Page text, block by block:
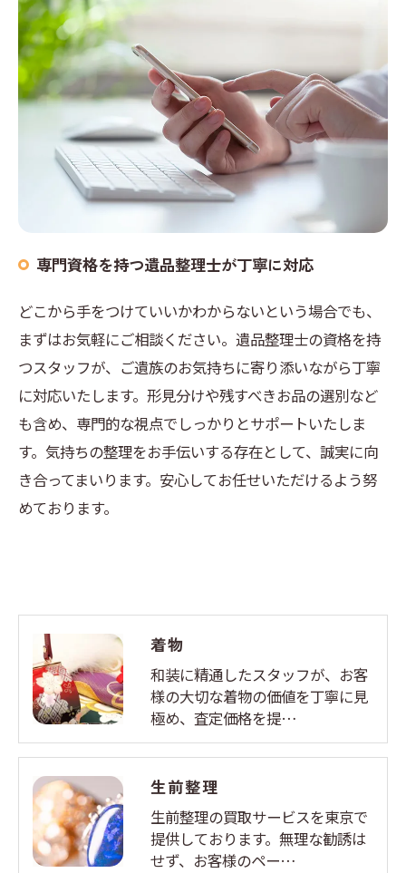
専門資格を持つ遺品整理士が丁寧に対応
どこから手をつけていいかわからないという場合でも、
まずはお気軽にご相談ください。遺品整理士の資格を持
つスタッフが、ご遺族のお気持ちに寄り添いながら丁寧
に対応いたします。形見分けや残すべきお品の選別など
も含め、専門的な視点でしっかりとサポートいたしま
す。気持ちの整理をお手伝いする存在として、誠実に向
き合ってまいります。安心してお任せいただけるよう努
めております。
着物
和装に精通したスタッフが、お客
様の大切な着物の価値を丁寧に見
極め、査定価格を提…
生前整理
生前整理の買取サービスを東京で
提供しております。無理な勧誘は
せず、お客様のペー…
お問い合わせはこちら